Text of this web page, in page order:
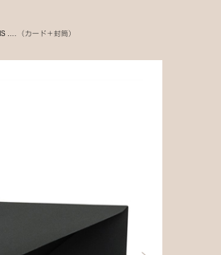
…. （カード＋封筒）